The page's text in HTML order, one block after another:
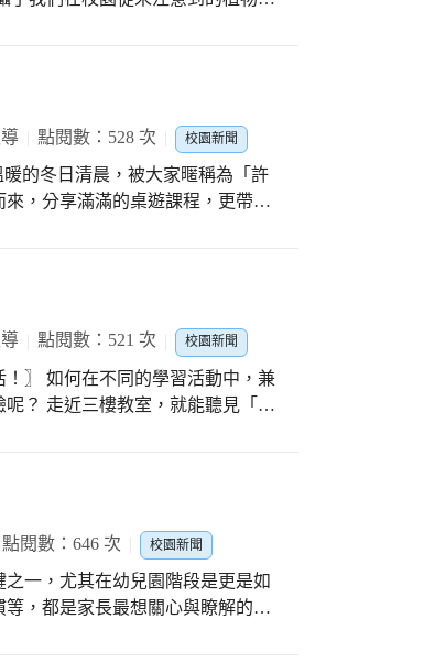
彩。」楊子樸老師說：「這是第
好為園歌創作。」陳議濃園長
開心與榮幸；相信全園大家的想
的歌曲，一定是最棒且傳唱久
集的材料，製作出我們的第一個
何包紮傷口。 孩子們在這
時也發展了他們的批判性思維、
不愛這個充滿歡樂及樂趣的冬令
camp for students. We guided
of our imagination. Worrying
cooked up scrumptious dishes and
thinking, problem-solving, creativity
點閱數：528 次 校園新聞
，分享滿滿的桌遊課程，更帶給
行對話。 講師介紹聯合
，再邀請老師一起結合社會及生活
方式展開轉變，帶領夥伴朝著相
球生病，需要醫生為它開藥，而
，每個人就可以成為負責照顧地球
點閱數：521 次 校園新聞
中，兼
見「益
體的桌球、羽球運動，喚回了孩
點閱數：646 次 校園新聞
一，尤其在幼兒園階段是更是如
，都是家長最想關心與瞭解的